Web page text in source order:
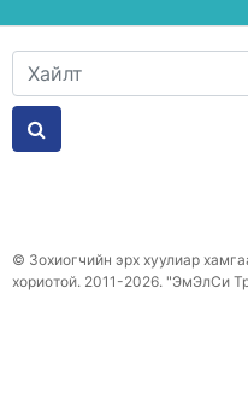
© Зохиогчийн эрх хуулиар
хориотой. 2011-2026. "ЭмЭлСи